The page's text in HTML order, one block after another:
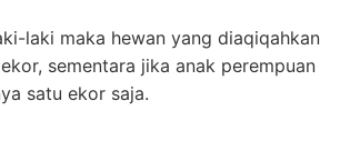
laki maka hewan yang diaqiqahkan
sementara jika anak perempuan
satu ekor saja.